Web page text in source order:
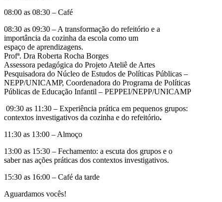
08:00 as 08:30 – Café
08:30 as 09:30 – A transformação do refeitório e a
importância da cozinha da escola como um
espaço de aprendizagens.
Profª. Dra Roberta Rocha Borges
Assessora pedagógica do Projeto Ateliê de Artes
Pesquisadora do Núcleo de Estudos de Políticas Públicas –
NEPP/UNICAMP, Coordenadora do Programa de Políticas
Públicas de Educação Infantil – PEPPEI/NEPP/UNICAMP
09:30 as 11:30 – Experiência prática em pequenos grupos:
contextos investigativos da cozinha e do refeitório.
11:30 as 13:00 – Almoço
13:00 as 15:30 – Fechamento: a escuta dos grupos e o
saber nas ações práticas dos contextos investigativos.
15:30 as 16:00 – Café da tarde
Aguardamos vocês!